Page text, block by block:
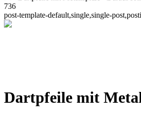
736
post-template-default,single,single-
Dartpfeile mit